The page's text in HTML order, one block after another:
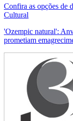
Confira as opções de
Cultural
'Ozempic natural':
prometiam